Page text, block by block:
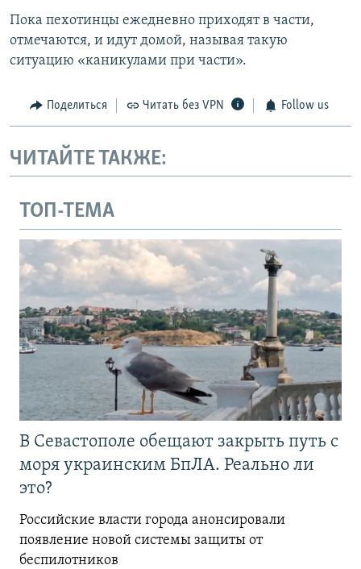
Пока пехотинцы ежедневно приходят в части,
отмечаются, и идут домой, называя такую
ситуацию «каникулами при части».
Поделиться Читать без VPN Follow us
ЧИТАЙТЕ ТАКЖЕ:
ТОП-ТЕМА
В Севастополе обещают закрыть путь с
моря украинским БпЛА. Реально ли
это?
Российские власти города анонсировали
появление новой системы защиты от
беспилотников